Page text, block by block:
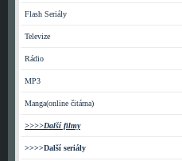
Flash Seriály
Televize
Rádio
MP3
Manga(online čitárna)
>>>>Další filmy
>>>>Další seriály